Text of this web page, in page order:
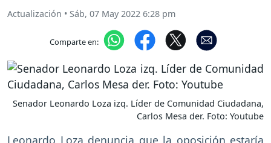
Actualización • Sáb, 07 May 2022 6:28 pm
Comparte en:
Senador Leonardo Loza izq. Líder de Comunidad Ciudadana,
Carlos Mesa der. Foto: Youtube